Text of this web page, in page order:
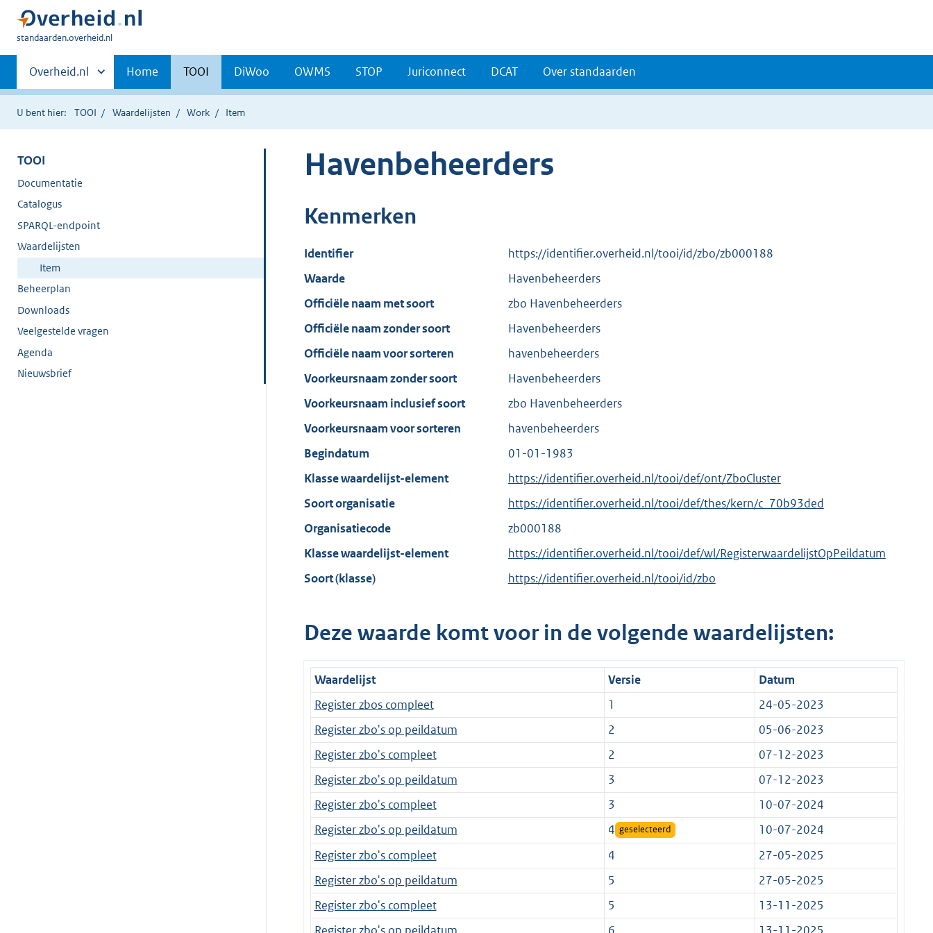
U
hier:
standaarden.overheid.nl
Primaire
navigatie
Andere
sites
binnen
Overheid.nl Home TOOI DiWoo OWMS STOP Juriconnect DCAT Over standaarden
U bent hier: TOOI Waardelijsten Work Item
TOOI
Documentatie
Catalogus
SPARQL-endpoint
Waardelijsten
Item
Beheerplan
Downloads
Veelgestelde vragen
Agenda
Nieuwsbrief
Havenbeheerders
Kenmerken
Identifier
https://identifier.overheid.nl/tooi/id/zbo/zb000188
Waarde
Havenbeheerders
Officiële naam met soort
zbo Havenbeheerders
Officiële naam zonder soort
Havenbeheerders
Officiële naam voor sorteren
havenbeheerders
Voorkeursnaam zonder soort
Havenbeheerders
Voorkeursnaam inclusief soort
zbo Havenbeheerders
Voorkeursnaam voor sorteren
havenbeheerders
Begindatum
01-01-1983
Klasse waardelijst-element
https://identifier.overheid.nl/tooi/def/ont/ZboCluster
Soort organisatie
https://identifier.overheid.nl/tooi/def/thes/kern/c_70b93ded
Organisatiecode
zb000188
Klasse waardelijst-element
https://identifier.overheid.nl/tooi/def/wl/RegisterwaardelijstOpPeildatum
Soort (klasse)
https://identifier.overheid.nl/tooi/id/zbo
Deze waarde komt voor in de volgende waardelijsten:
Waardelijst Versie
Datum
Register zbos compleet
1
24-05-2023
Register zbo's op peildatum
2
05-06-2023
Register zbo's compleet
2
07-12-2023
Register zbo's op peildatum
3
07-12-2023
Register zbo's compleet
3
10-07-2024
Register zbo's op peildatum
4 geselecteerd
10-07-2024
Register zbo's compleet
4
27-05-2025
Register zbo's op peildatum
5
27-05-2025
Register zbo's compleet
5
13-11-2025